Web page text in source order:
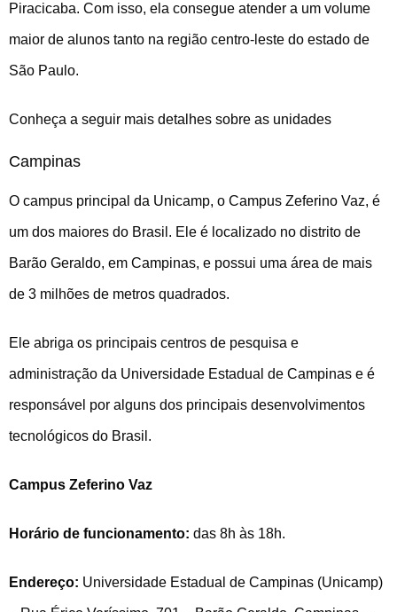
Piracicaba. Com isso, ela consegue atender a um volume
maior de alunos tanto na região centro-leste do estado de
São Paulo.
Conheça a seguir mais detalhes sobre as unidades
Campinas
O campus principal da Unicamp, o Campus Zeferino Vaz, é
um dos maiores do Brasil. Ele é localizado no distrito de
Barão Geraldo, em Campinas, e possui uma área de mais
de 3 milhões de metros quadrados.
Ele abriga os principais centros de pesquisa e
administração da Universidade Estadual de Campinas e é
responsável por alguns dos principais desenvolvimentos
tecnológicos do Brasil.
Campus Zeferino Vaz
Horário de funcionamento: das 8h às 18h.
Endereço: Universidade Estadual de Campinas (Unicamp)